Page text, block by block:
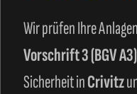
Wir prüfen Ihre
Vorschrift 3 (BGV A3)
Sicherheit inCrivitz